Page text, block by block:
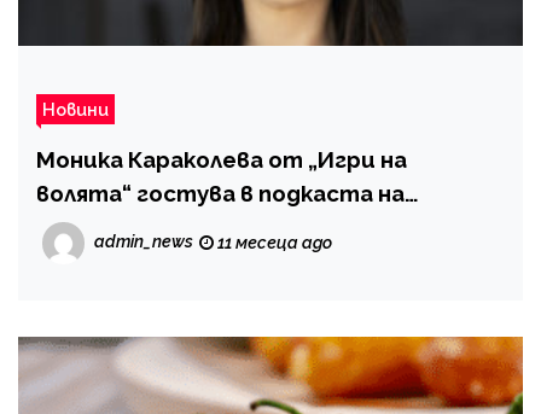
Новини
Моника Караколева от „Игри на
волята“ гостува в подкаста на
формата
admin_news 11 месеца ago